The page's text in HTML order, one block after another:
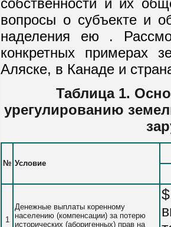
вопросы о субъекте и
наделения ею .
конкретных примерах
Аляске, в Канаде и
Таблица 1.
урегулированию
№ Условие
1
Денежные выплаты коренному
населению (компенсации) за потерю
исторических (аборигенных) прав на